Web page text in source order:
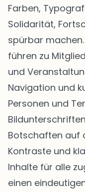
Farben,
Solidarität,
spürbar
führen zu
und
Navigation und
Personen und
Botschaften auf
Kontraste und
Inhalte für alle
einen